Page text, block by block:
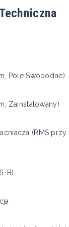
Pole Swobodne)
Zainstalowany)
(RMS przy
B)